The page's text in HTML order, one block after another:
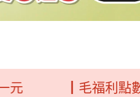
┃毛福利點數計畫